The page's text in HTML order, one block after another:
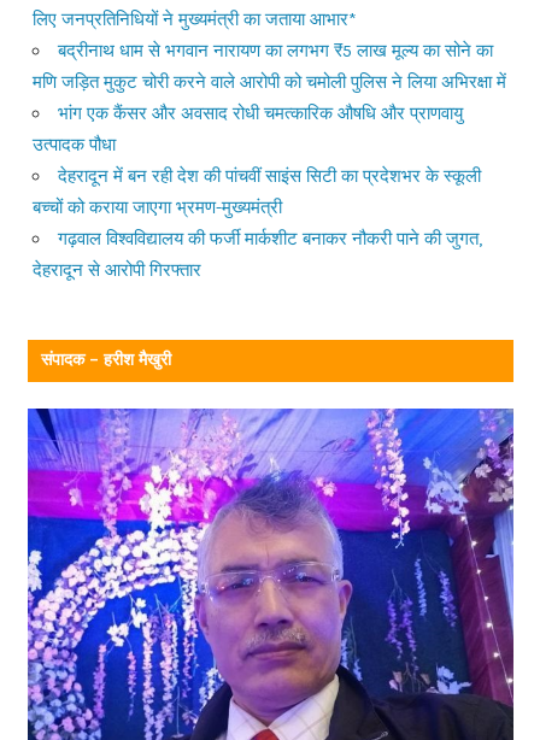
लिए जनप्रतिनिधियों ने मुख्यमंत्री का जताया आभार*
बद्रीनाथ धाम से भगवान नारायण का लगभग ₹5 लाख मूल्य का सोने का
मणि जड़ित मुकुट चोरी करने वाले आरोपी को चमोली पुलिस ने लिया अभिरक्षा में
भांग एक कैंसर और अवसाद रोधी चमत्कारिक औषधि और प्राणवायु
उत्पादक पौधा
देहरादून में बन रही देश की पांचवीं साइंस सिटी का प्रदेशभर के स्कूली
बच्चों को कराया जाएगा भ्रमण-मुख्यमंत्री
गढ़वाल विश्वविद्यालय की फर्जी मार्कशीट बनाकर नौकरी पाने की जुगत,
देहरादून से आरोपी गिरफ्तार
संपादक – हरीश मैखुरी